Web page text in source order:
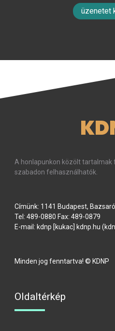
üzenetet
A honlapunkon közölt tartalmak
szabadon felhasználhatók.
Címünk: 1141 Budapest,
Tel: 489-0880 Fax: 489-0879
E-mail: kdnp [kukac] kdnp.hu
Minden jog fenntartva! © KDNP
Oldaltérkép